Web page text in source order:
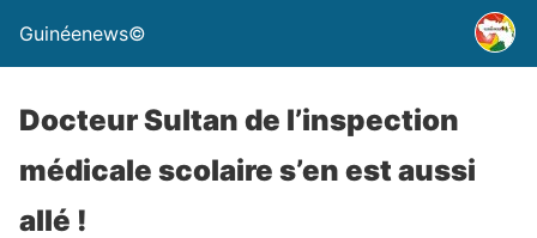
Guinéenews©
Docteur Sultan de l’inspection
médicale scolaire s’en est aussi
allé !